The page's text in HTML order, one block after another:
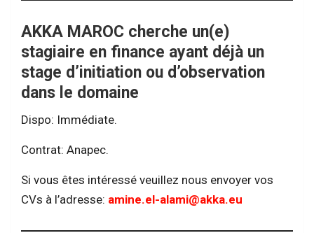
AKKA MAROC cherche un(e)
stagiaire en finance ayant déjà un
stage d’initiation ou d’observation
dans le domaine
Dispo: Immédiate.
Contrat: Anapec.
Si vous êtes intéressé veuillez nous envoyer vos
CVs à l’adresse: amine.el-alami@akka.eu